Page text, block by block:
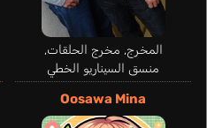
المخرج, مخرج الحلقات,
منسق السيناريو الخطي
Oosawa Mina
Anjali